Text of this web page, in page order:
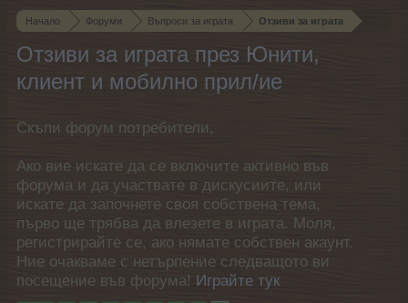
Начало Форуми Въпроси за играта Отзиви за играта
Отзиви за играта през Юнити,
клиент и мобилно прил/ие
Скъпи форум потребители,
Ако вие искате да се включите активно във
форума и да участвате в дискусиите, или
искате да започнете своя собствена тема,
първо ще трябва да влезете в играта. Моля,
регистрирайте се, ако нямате собствен акаунт.
Ние очакваме с нетърпение следващото ви
посещение във форума! Играйте тук